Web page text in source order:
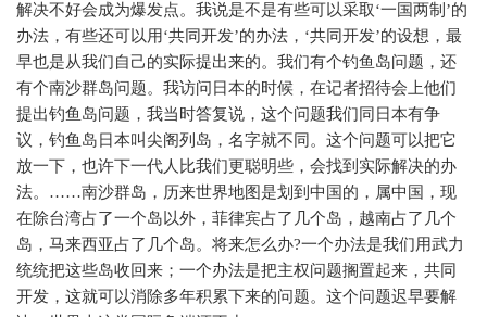
解决不好会成为爆发点。我说是不是有些可以采取‘一国两制’的
办法，有些还可以用‘共同开发’的办法，‘共同开发’的设想，最
早也是从我们自己的实际提出来的。我们有个钓鱼岛问题，还
有个南沙群岛问题。我访问日本的时候，在记者招待会上他们
提出钓鱼岛问题，我当时答复说，这个问题我们同日本有争
议，钓鱼岛日本叫尖阁列岛，名字就不同。这个问题可以把它
放一下，也许下一代人比我们更聪明些，会找到实际解决的办
法。……南沙群岛，历来世界地图是划到中国的，属中国，现
在除台湾占了一个岛以外，菲律宾占了几个岛，越南占了几个
岛，马来西亚占了几个岛。将来怎么办?一个办法是我们用武力
统统把这些岛收回来；一个办法是把主权问题搁置起来，共同
开发，这就可以消除多年积累下来的问题。这个问题迟早要解